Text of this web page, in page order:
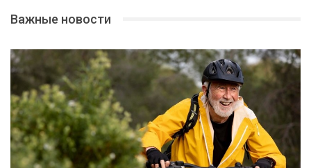
Важные новости